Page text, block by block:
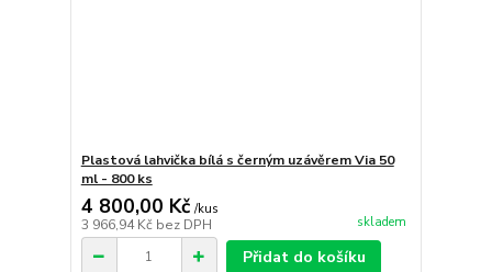
Plastová lahvička bílá s černým uzávěrem Via 50
ml - 800 ks
4 800,00 Kč /kus
3 966,94 Kč bez DPH skladem
Přidat do košíku